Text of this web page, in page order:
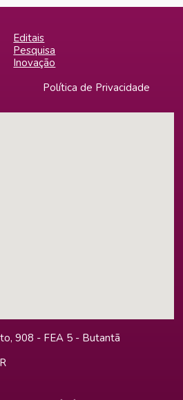
908 - FEA 5 - Butantã
Editais
Pesquisa
Inovação
Política de Privacidade